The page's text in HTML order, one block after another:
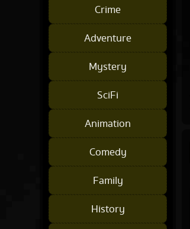
Crime
Adventure
Mystery
SciFi
Animation
Comedy
Family
History